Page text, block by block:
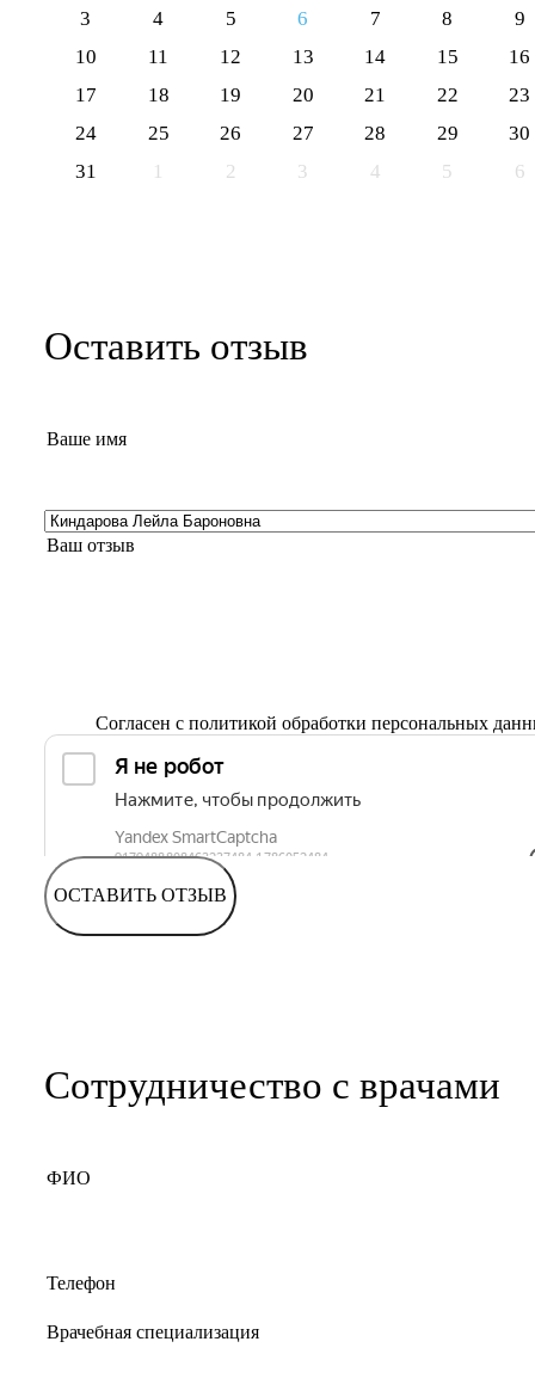
3 4 5 6 7 8
9
10
11 12 13 14 15
16
17
18 19 20 21 22
23
24
25 26 27 28 29
30
31
1 2 3 4 5 6
Оставить отзыв
Согласен с политикой обработки персональных
ОСТАВИТЬ ОТЗЫВ
Сотрудничество с врачами